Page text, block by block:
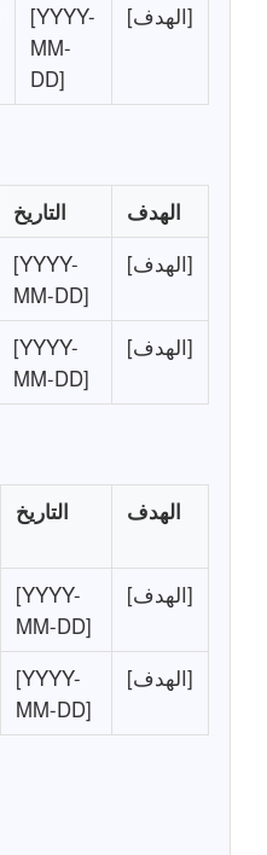
[YYYY-
MM-
DD]
[الهدف]
التاريخ
الهدف
[YYYY-
MM-DD]
[الهدف]
[YYYY-
MM-DD]
[الهدف]
التاريخ الهدف
[YYYY-
MM-DD]
[الهدف]
[YYYY-
MM-DD]
[الهدف]